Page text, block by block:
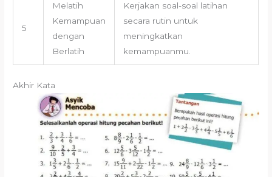
5
Melatih
Kemampuan
dengan
Berlatih
Kerjakan soal-soal latihan
secara rutin untuk
meningkatkan
kemampuanmu.
Akhir Kata